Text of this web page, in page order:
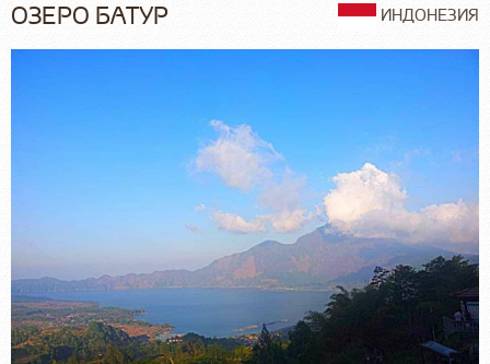
ОЗЕРО БАТУР ИНДОНЕЗИЯ